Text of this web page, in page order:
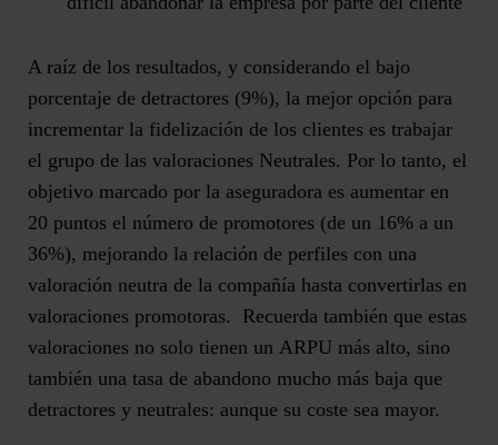
A raíz de los resultados, y considerando el bajo
porcentaje de detractores (9%), la mejor opción para
incrementar la fidelización de los clientes es trabajar
el grupo de las valoraciones Neutrales. Por lo tanto, el
objetivo marcado por la aseguradora es aumentar en
20 puntos el número de promotores (de un 16% a un
36%), mejorando la relación de perfiles con una
valoración neutra de la compañía hasta convertirlas en
valoraciones promotoras. Recuerda también que estas
valoraciones no solo tienen un ARPU más alto, sino
también una tasa de abandono mucho más baja que
detractores y neutrales: aunque su coste sea mayor.